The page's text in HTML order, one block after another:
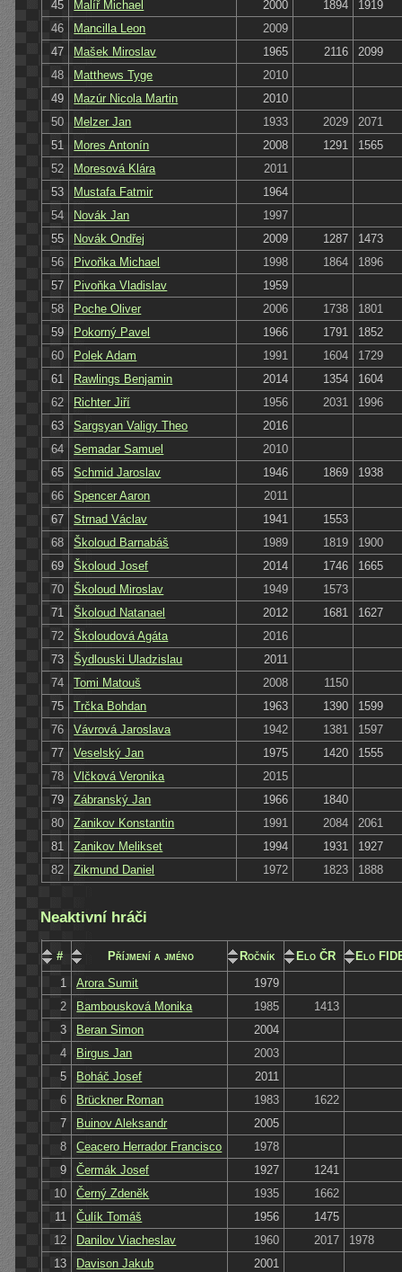
45
Malíř Michael 2000 1894
1919
46
Mancilla Leon
2009
47
Mašek Miroslav 1965 2116
2099
48
Matthews Tyge
2010
49
Mazúr Nicola Martin
2010
50
Melzer Jan 1933 2029
2071
51
Mores Antonín 2008 1291
1565
52
Moresová Klára
2011
53
Mustafa Fatmir
1964
54
Novák Jan
1997
55
Novák Ondřej 2009 1287
1473
56
Pivoňka Michael 1998 1864
1896
57
Pivoňka Vladislav
1959
58
Poche Oliver 2006 1738
1801
59
Pokorný Pavel 1966 1791
1852
60
Polek Adam 1991 1604
1729
61
Rawlings Benjamin 2014 1354
1604
62
Richter Jiří 1956 2031
1996
63
Sargsyan Valigy Theo
2016
64
Semadar Samuel
2010
65
Schmid Jaroslav 1946 1869
1938
66
Spencer Aaron
2011
67
Strnad Václav 1941
1553
68
Školoud Barnabáš 1989 1819
1900
69
Školoud Josef 2014 1746
1665
70
Školoud Miroslav 1949
1573
71
Školoud Natanael 2012 1681
1627
72
Školoudová Agáta
2016
73
Šydlouski Uladzislau
2011
74
Tomi Matouš 2008
1150
75
Trčka Bohdan 1963 1390
1599
76
Vávrová Jaroslava 1942 1381
1597
77
Veselský Jan 1975 1420
1555
78
Vlčková Veronika
2015
79
Zábranský Jan 1966
1840
80
Zanikov Konstantin 1991 2084
2061
81
Zanikov Melikset 1994 1931
1927
82
Zikmund Daniel 1972 1823 1888
Neaktivní hráči
# Příjmení a jméno Ročník Elo ČR
Elo
1
Arora Sumit
1979
2
Bambousková Monika 1985
1413
3
Beran Simon
2004
4
Birgus Jan
2003
5
Boháč Josef
2011
6
Brückner Roman 1983
1622
7
Buinov Aleksandr
2005
8
Ceacero Herrador Francisco
1978
9
Čermák Josef 1927
1241
10
Černý Zdeněk 1935
1662
11
Čulík Tomáš 1956
1475
12
Danilov Viacheslav 1960 2017
1978
13
Davison Jakub 2001